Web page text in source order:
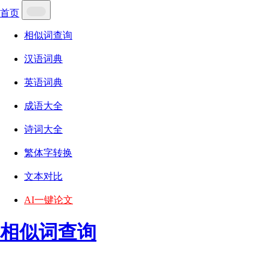
首页
相似词查询
汉语词典
英语词典
成语大全
诗词大全
繁体字转换
文本对比
AI一键论文
相似词查询